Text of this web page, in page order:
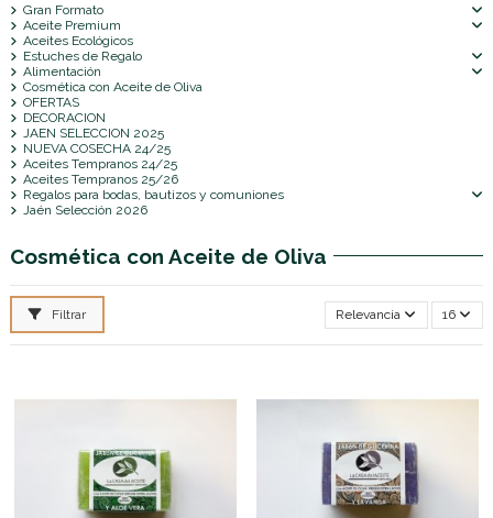
Cosmética con Aceite de Oliva
Filtrar Relevancia 16
Gran Formato
Aceite Premium
Aceites Ecológicos
Estuches de Regalo
Alimentación
Cosmética con Aceite de Oliva
OFERTAS
DECORACION
JAEN SELECCION 2025
NUEVA COSECHA 24/25
Aceites Tempranos 24/25
Aceites Tempranos 25/26
Regalos para bodas, bautizos y comuniones
Jaén Selección 2026